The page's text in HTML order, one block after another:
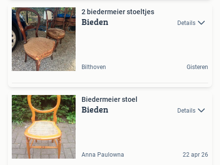
2 biedermeier stoeltjes
Bieden Details
Bilthoven Gisteren
Biedermeier stoel
Bieden Details
Anna Paulowna 22 apr 26